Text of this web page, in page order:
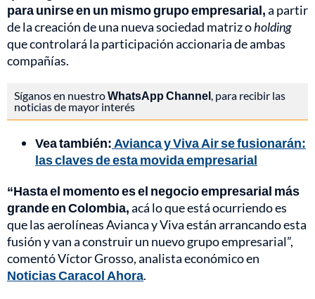
para unirse en un mismo grupo empresarial,a partir
de la creación de una nueva sociedad matriz oholding
que controlará la participación accionaria de ambas
compañías.
Síganos en nuestroWhatsApp Channel, para recibir las
noticias de mayor interés
Vea también: Avianca y Viva Air se fusionarán:
las claves de esta movida empresarial
“Hasta el momento es el negocio empresarial más
grande en Colombia,acá lo que está ocurriendo es
que las aerolíneas Avianca y Viva están arrancando esta
fusión y van a construir un nuevo grupo empresarial”,
comentó Víctor Grosso, analista económico en
Noticias Caracol Ahora.